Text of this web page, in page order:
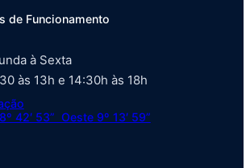
de Funcionamento
à Sexta
às 13h e 14:30h às 18h
42′ 53” Oeste 9º 13′ 59”